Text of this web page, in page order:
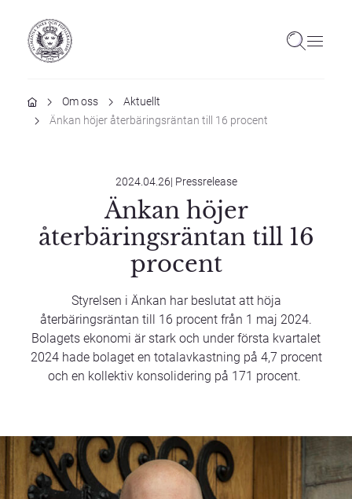
Hem Om oss
Aktuellt
Änkan höjer återbäringsräntan till 16 procent
2024.04.26| Pressrelease
Änkan höjer
återbäringsräntan till 16
procent
Styrelsen i Änkan har beslutat att höja
återbäringsräntan till 16 procent från 1 maj 2024.
Bolagets ekonomi är stark och under första kvartalet
2024 hade bolaget en totalavkastning på 4,7 procent
och en kollektiv konsolidering på 171 procent.